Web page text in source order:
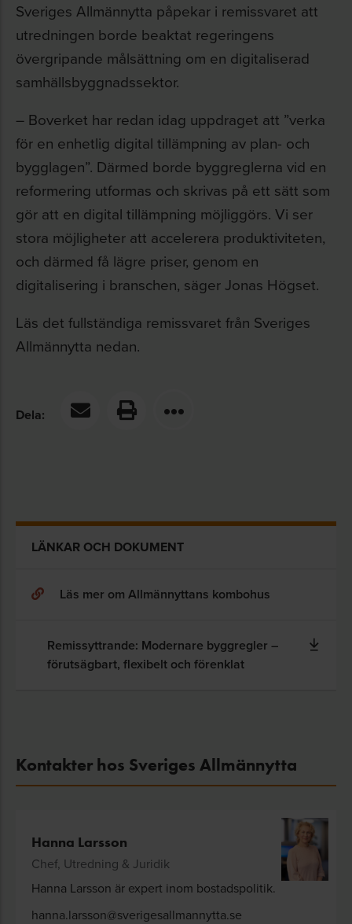
Sveriges Allmännytta påpekar i remissvaret att
utredningen borde beaktat regeringens
övergripande målsättning om en digitaliserad
samhällsbyggnadssektor.
– Boverket har redan idag uppdraget att ”verka
för en enhetlig digital tillämpning av plan- och
bygglagen”. Därmed borde byggreglerna vid en
reformering utformas och skrivas på ett sätt som
gör att en digital tillämpning möjliggörs. Vi ser
stora möjligheter att accelerera produktiviteten,
och därmed få lägre priser, genom en
digitalisering i branschen, säger Jonas Högset.
Läs det fullständiga remissvaret från Sveriges
Allmännytta nedan.
Dela:
LÄNKAR OCH DOKUMENT
Läs mer om Allmännyttans kombohus
Remissyttrande: Modernare byggregler –
förutsägbart, flexibelt och förenklat
Kontakter hos Sveriges Allmännytta
Hanna Larsson
Chef, Utredning & Juridik
Hanna Larsson är expert inom bostadspolitik.
hanna.larsson@sverigesallmannytta.se